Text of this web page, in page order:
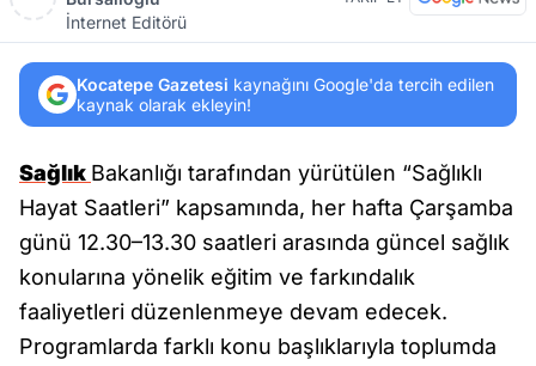
İnternet Editörü
Kocatepe Gazetesi kaynağını Google'da tercih edilen
kaynak olarak ekleyin!
Sağlık Bakanlığı tarafından yürütülen “Sağlıklı
Hayat Saatleri” kapsamında, her hafta Çarşamba
günü 12.30–13.30 saatleri arasında güncel sağlık
konularına yönelik eğitim ve farkındalık
faaliyetleri düzenlenmeye devam edecek.
Programlarda farklı konu başlıklarıyla toplumda